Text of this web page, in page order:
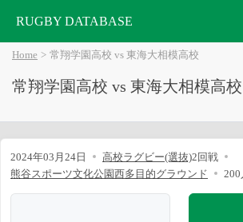
RUGBY DATABASE
Home 常翔学園高校 vs 東海大相模高校
常翔学園高校 vs 東海大相模高校
2024年03月24日 高校ラグビー(選抜)2回戦
熊谷スポーツ文化公園西多目的グラウンド
200